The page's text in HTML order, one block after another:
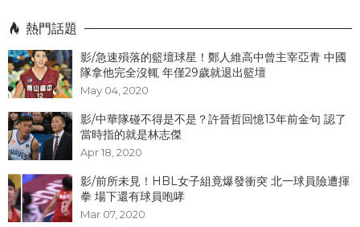
熱門話題
影/急速殞落的籃壇球星！鄭人維高中曾主宰亞青 中國
隊拿他完全沒輒 年僅29歲就退出籃壇
May 04, 2020
影/中華隊碰不得是不是？許晉哲回憶13年前金句 認了
當時指的就是林志傑
Apr 18, 2020
影/前所未見！HBL女子組竟爆發衝突 北一球員險遭揮
拳 場下還有球員咆哮
Mar 07, 2020